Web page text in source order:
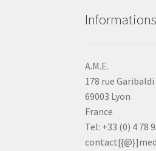
Informations
A.M.E.
178 rue Garibaldi
69003 Lyon
France
Tel: +33 (0) 4 78